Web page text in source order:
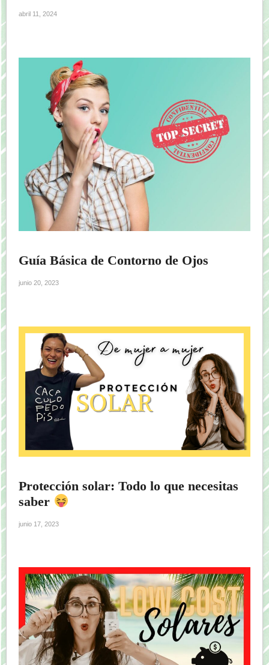
abril 11, 2024
Guía Básica de Contorno de Ojos
junio 20, 2023
Protección solar: Todo lo que necesitas
saber
junio 17, 2023